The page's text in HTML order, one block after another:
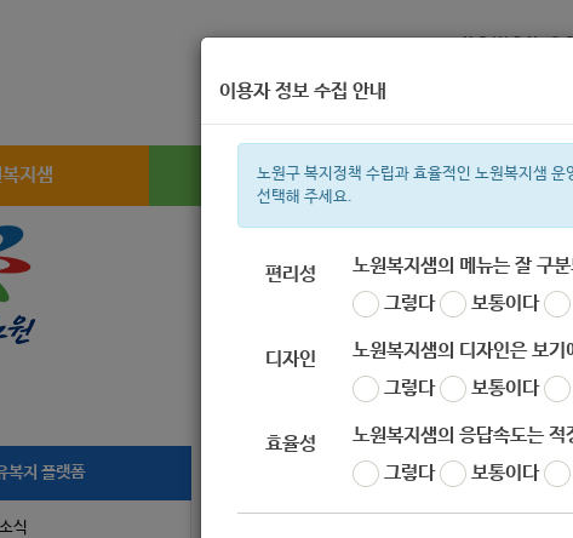
지샘 복지정보 복지서
복지관 지원금 이용시설 ìº
이용자 정보 수집 안내
노원구 복지정책 수립과 효율적인 노원복지샘
선택해 주세요.
편리성
노원복지샘의 메뉴는 잘 구
그렇다
보통이다
디자인
노원복지샘의 디자인은 보기
그렇다
보통이다
효율성
노원복지샘의 응답속도는 적
그렇다
보통이다
복지 플랫폼
식
[한국노인인력개발원] 코